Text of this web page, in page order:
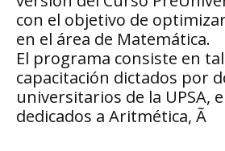
con el objetivo de
en el área de Matemática.
El programa consiste en
capacitación dictados por
universitarios de la UPSA,
dedicados a Aritmética, Ã